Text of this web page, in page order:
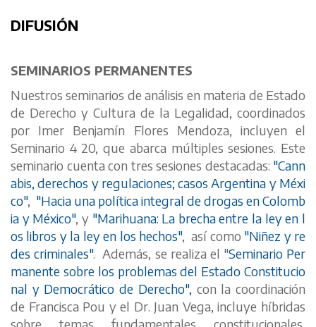
DIFUSIÓN
SEMINARIOS PERMANENTES
Nuestros seminarios de análisis en materia de Estado
de Derecho y Cultura de la Legalidad, coordinados
por Imer Benjamín Flores Mendoza, incluyen el
Seminario 4 20, que abarca múltiples sesiones. Este
seminario cuenta con tres sesiones destacadas: "Cann
abis, derechos y regulaciones; casos Argentina y Méxi
co", "Hacia una política integral de drogas en Colomb
ia y México", y "Marihuana: La brecha entre la ley en l
os libros y la ley en los hechos", así como "Niñez y re
des criminales". Además, se realiza el "Seminario Per
manente sobre los problemas del Estado Constitucio
nal y Democrático de Derecho", con la coordinación
de Francisca Pou y el Dr. Juan Vega, incluye híbridas